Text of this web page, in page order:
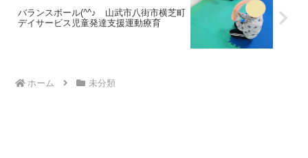
バランスボール(^^♪ 山武市八街市横芝町
デイサービス児童発達支援運動療育
ホーム 未分類